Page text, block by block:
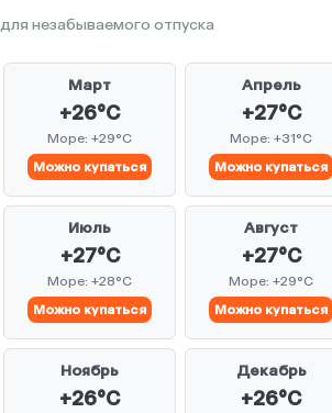
незабываемого отпуска
Март
+26°C
Море: +29°C
Можно купаться
Апрель
+27°C
Море: +31°C
Можно купаться
Июль
+27°C
Море: +28°C
Можно купаться
Август
+27°C
Море: +29°C
Можно купаться
Ноябрь
+26°C
Декабрь
+26°C